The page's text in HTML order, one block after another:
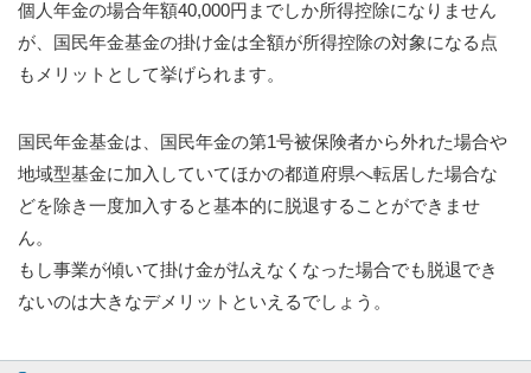
個人年金の場合年額40,000円までしか所得控除になりません
が、国民年金基金の掛け金は全額が所得控除の対象になる点
もメリットとして挙げられます。
国民年金基金は、国民年金の第1号被保険者から外れた場合や
地域型基金に加入していてほかの都道府県へ転居した場合な
どを除き一度加入すると基本的に脱退することができませ
ん。
もし事業が傾いて掛け金が払えなくなった場合でも脱退でき
ないのは大きなデメリットといえるでしょう。